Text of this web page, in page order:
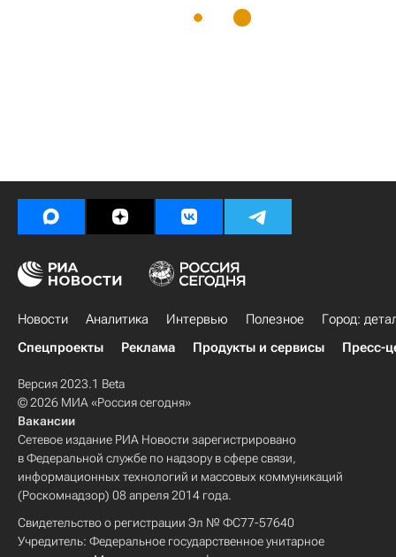
Новости Аналитика Интервью Полезное
Город:
Спецпроекты
Реклама Продукты и сервисы Пресс-
Версия 2023.1 Beta
© 2026 МИА «Россия сегодня»
Вакансии
Сетевое издание РИА Новости зарегистрировано
в Федеральной службе по надзору в сфере связи,
информационных технологий и массовых коммуникаций
(Роскомнадзор) 08 апреля 2014 года.
Свидетельство о регистрации Эл № ФС77-57640
Учредитель: Федеральное государственное унитарное